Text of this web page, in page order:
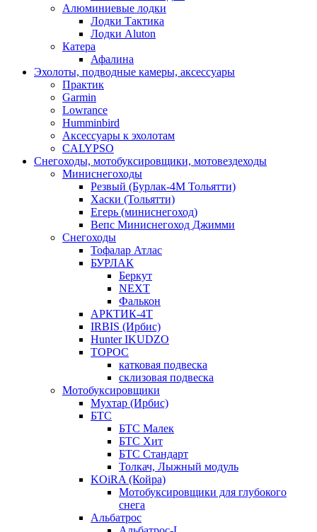
Алюминиевые лодки
Лодки Тактика
Лодки Aluton
Катера
Афалина
Эхолоты, подводные камеры, аксессуары
Практик
Garmin
Lowrance
Humminbird
Аксессуары к эхолотам
CALYPSO
Снегоходы, мотобуксировщики, мотовездеходы
Миниснегоходы
Резвый (Бурлак-4М Тольятти)
Хаски (Тольятти)
Егерь (миниснегоход)
Вепс Миниснегоход Джимми
Снегоходы
Тофалар Атлас
БУРЛАК
Беркут
NEXT
Фалькон
АРКТИК-4Т
IRBIS (Ирбис)
Hunter IKUDZO
ТОРОС
катковая подвеска
склизовая подвеска
Мотобуксировщики
Мухтар (Ирбис)
БТС
БТС Малек
БТС Хит
БТС Стандарт
Толкач, Лыжный модуль
KOiRA (Койра)
Мотобуксировщики для глубокого
снега
Альбатрос